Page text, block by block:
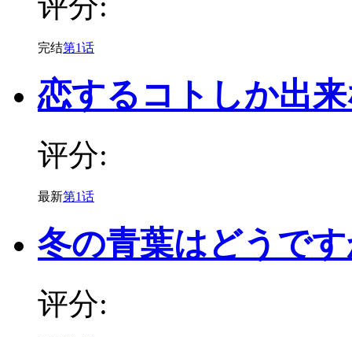
完结第1话
恋するコトしか出
评分:
最新第1话
冬の青葉はどうで
评分: